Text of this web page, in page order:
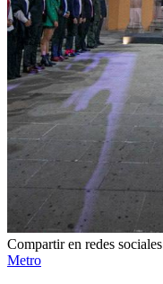
Compartir en redes sociales
Metro